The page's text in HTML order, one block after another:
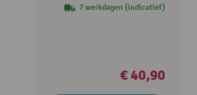
7 werkdagen (indicatief)
€ 40,90